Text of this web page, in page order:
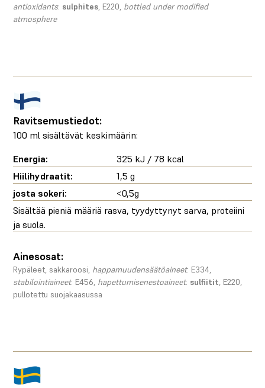
antioxidants: sulphites, E220, bottled under modified
atmosphere
Ravitsemustiedot:
100 ml sisältävät keskimäärin:
Energia:
325 kJ / 78 kcal
Hiilihydraatit:
1,5 g
josta sokeri:
<0,5g
Sisältää pieniä määriä rasva, tyydyttynyt sarva, proteiini
ja suola.
Ainesosat:
Rypäleet, sakkaroosi, happamuudensäätöaineet: E334,
stabilointiaineet: E456, hapettumisenestoaineet: sulfiitit , E220,
pullotettu suojakaasussa